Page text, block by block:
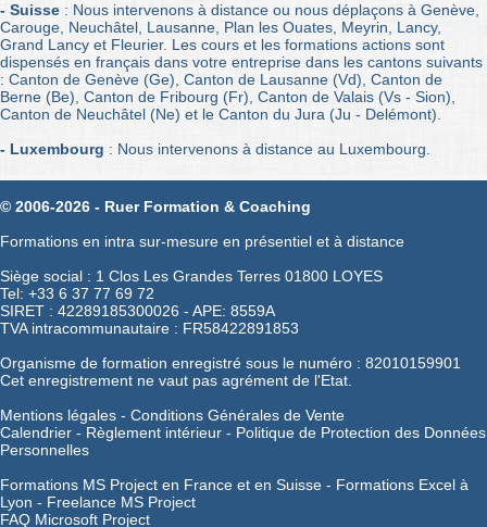
- Suisse : Nous intervenons à distance ou nous déplaçons à Genève,
Carouge, Neuchâtel, Lausanne, Plan les Ouates, Meyrin, Lancy,
Grand Lancy et Fleurier. Les cours et les formations actions sont
dispensés en français dans votre entreprise dans les cantons suivants
: Canton de Genève (Ge), Canton de Lausanne (Vd), Canton de
Berne (Be), Canton de Fribourg (Fr), Canton de Valais (Vs - Sion),
Canton de Neuchâtel (Ne) et le Canton du Jura (Ju - Delémont).
- Luxembourg : Nous intervenons à distance au Luxembourg.
© 2006-2026 - Ruer Formation & Coaching
Formations en intra sur-mesure en présentiel et à distance
Siège social : 1 Clos Les Grandes Terres 01800 LOYES
Tel: +33 6 37 77 69 72
SIRET : 42289185300026 - APE: 8559A
TVA intracommunautaire : FR58422891853
Organisme de formation enregistré sous le numéro : 82010159901
Cet enregistrement ne vaut pas agrément de l'Etat.
Mentions légales - Conditions Générales de Vente
Calendrier - Règlement intérieur - Politique de Protection des Données
Personnelles
Formations MS Project en France et en Suisse - Formations Excel à
Lyon - Freelance MS Project
FAQ Microsoft Project